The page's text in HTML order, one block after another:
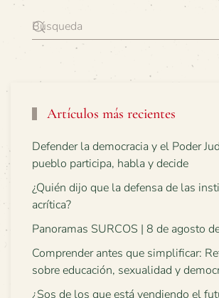
Artículos más recientes
Defender la democracia y el Poder
pueblo participa, habla y decide
¿Quién dijo que la defensa de las
acrítica?
Panoramas SURCOS | 8 de agosto
Comprender antes que simplificar:
sobre educación, sexualidad y
¿Sos de los que está vendiendo el